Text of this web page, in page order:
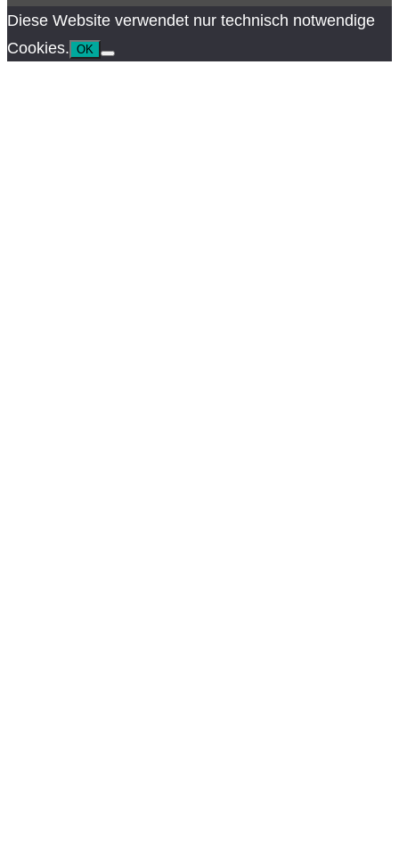
Diese Website verwendet nur technisch notwendige
Cookies. OK